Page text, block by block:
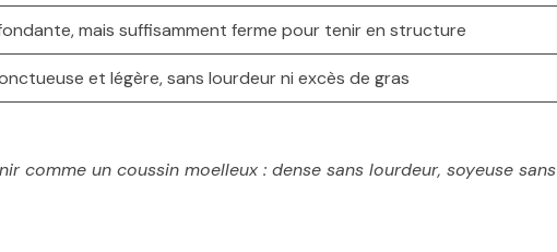
mais suffisamment ferme pour tenir en structure
et légère, sans lourdeur ni excès de gras
comme un coussin moelleux : dense sans lourdeur, soyeuse sans